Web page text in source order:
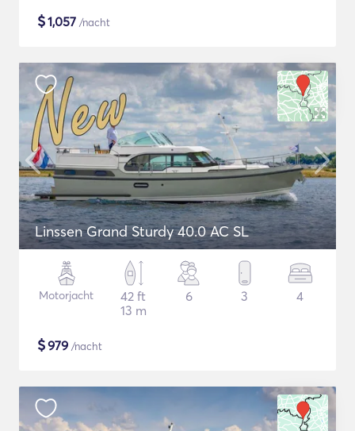
$1,057 /nacht
Linssen Grand Sturdy 40.0 AC SL
Motorjacht
42 ft
13 m
6 3 4
$979 /nacht